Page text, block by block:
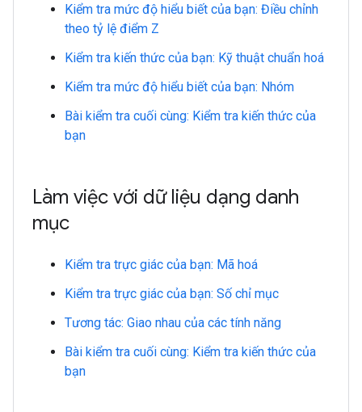
Kiểm tra mức độ hiểu biết của bạn: Điều chỉnh
theo tỷ lệ điểm Z
Kiểm tra kiến thức của bạn: Kỹ thuật chuẩn hoá
Kiểm tra mức độ hiểu biết của bạn: Nhóm
Bài kiểm tra cuối cùng: Kiểm tra kiến thức của
bạn
Làm việc với dữ liệu dạng danh
mục
Kiểm tra trực giác của bạn: Mã hoá
Kiểm tra trực giác của bạn: Số chỉ mục
Tương tác: Giao nhau của các tính năng
Bài kiểm tra cuối cùng: Kiểm tra kiến thức của
bạn